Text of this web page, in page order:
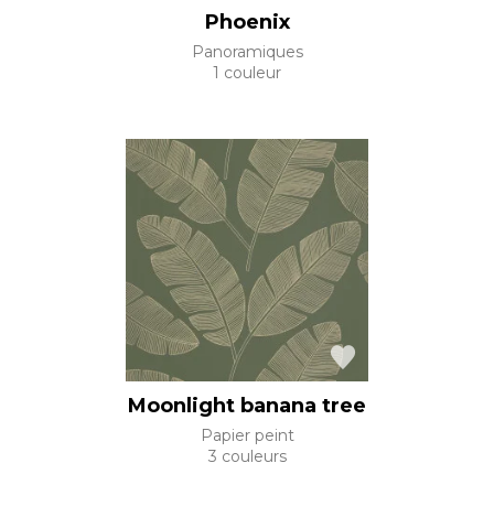
Phoenix
Panoramiques
1 couleur
Moonlight banana tree
Papier peint
3 couleurs